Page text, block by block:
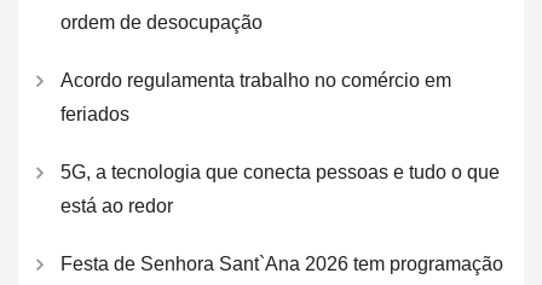
ordem de desocupação
Acordo regulamenta trabalho no comércio em
feriados
5G, a tecnologia que conecta pessoas e tudo o que
está ao redor
Festa de Senhora Sant`Ana 2026 tem programação